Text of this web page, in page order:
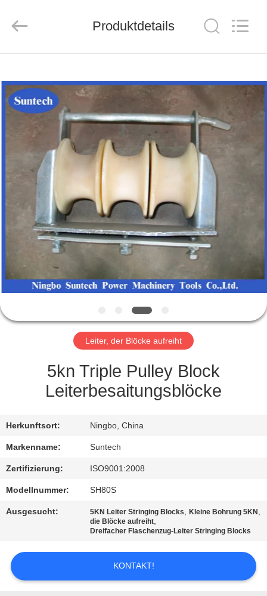
HAUSE
PRODUKTE
ÜBER
UNS
WERKSBESICHTIGUNG
QUALITÄTSKONTROLLE
NEUIGKEITEN
BITTE UM
ANGEBOT
DATENSCHUTZRICHTLINIE
Tools
Co.,Ltd..
Reserved.
Produktdetails
Leiter, der Blöcke aufreiht
5kn Triple Pulley Block
Leiterbesaitungsblöcke
Herkunftsort: Ningbo, China
Markenname: Suntech
Zertifizierung: ISO9001:2008
Modellnummer: SH80S
Ausgesucht: 5KN Leiter Stringing Blocks,Kleine Bohrung 5KN ,
die Blöcke aufreiht,
Dreifacher Flaschenzug-Leiter Stringing Blocks
KONTAKT!